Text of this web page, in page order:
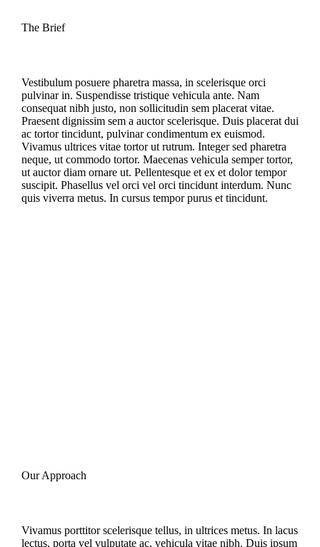
The Brief
Vestibulum posuere pharetra massa, in scelerisque orci
pulvinar in. Suspendisse tristique vehicula ante. Nam
consequat nibh justo, non sollicitudin sem placerat vitae.
Praesent dignissim sem a auctor scelerisque. Duis placerat dui
ac tortor tincidunt, pulvinar condimentum ex euismod.
Vivamus ultrices vitae tortor ut rutrum. Integer sed pharetra
neque, ut commodo tortor. Maecenas vehicula semper tortor,
ut auctor diam ornare ut. Pellentesque et ex et dolor tempor
suscipit. Phasellus vel orci vel orci tincidunt interdum. Nunc
quis viverra metus. In cursus tempor purus et tincidunt.
Our Approach
Vivamus porttitor scelerisque tellus, in ultrices metus. In lacus
lectus, porta vel vulputate ac, vehicula vitae nibh. Duis ipsum